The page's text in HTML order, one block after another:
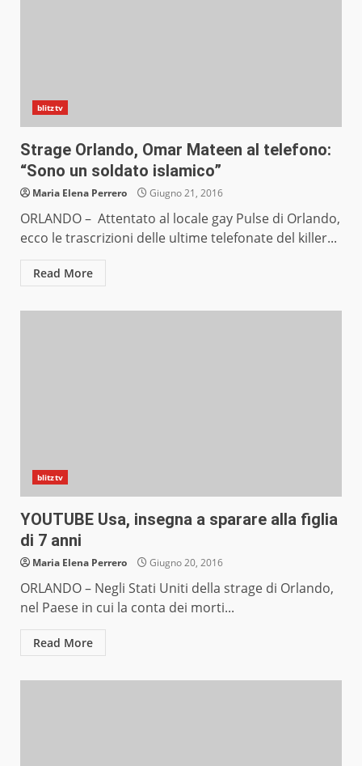
blitztv
Strage Orlando, Omar Mateen al telefono:
“Sono un soldato islamico”
Maria Elena Perrero Giugno 21, 2016
ORLANDO – Attentato al locale gay Pulse di Orlando,
ecco le trascrizioni delle ultime telefonate del killer...
Read More
blitztv
YOUTUBE Usa, insegna a sparare alla figlia
di 7 anni
Maria Elena Perrero Giugno 20, 2016
ORLANDO – Negli Stati Uniti della strage di Orlando,
nel Paese in cui la conta dei morti...
Read More